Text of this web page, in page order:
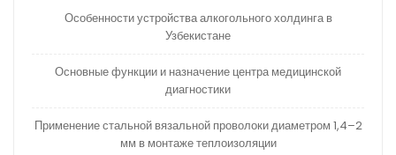
Особенности устройства алкогольного холдинга в
Узбекистане
Основные функции и назначение центра медицинской
диагностики
Применение стальной вязальной проволоки диаметром 1,4–2
мм в монтаже теплоизоляции